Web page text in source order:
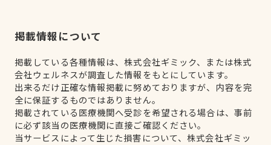
掲載情報について
掲載している各種情報は、株式会社ギミック、または株式
会社ウェルネスが調査した情報をもとにしています。
出来るだけ正確な情報掲載に努めておりますが、内容を完
全に保証するものではありません。
掲載されている医療機関へ受診を希望される場合は、事前
に必ず該当の医療機関に直接ご確認ください。
当サービスによって生じた損害について、株式会社ギミッ